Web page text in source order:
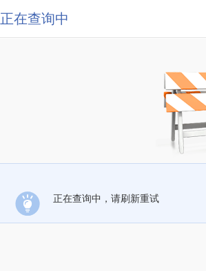
正在查询中
正在查询中，请刷新重试